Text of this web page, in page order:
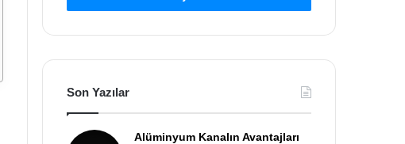
Son Yazılar
Alüminyum Kanalın Avantajları